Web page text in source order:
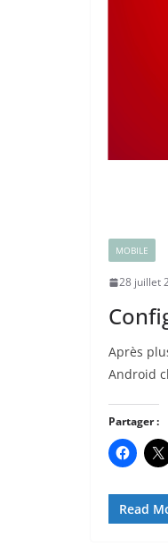
MOBILE
28 juillet
Après
Android
Partager :
Read